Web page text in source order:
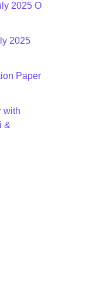
2025 O
2025
Paper
with
&